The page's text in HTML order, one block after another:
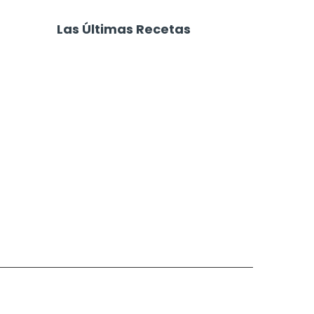
Las Últimas Recetas